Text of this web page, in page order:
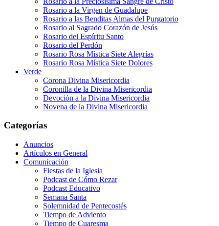
Rosario a la Virgen de Guadalupe
Rosario a las Benditas Almas del Purgatorio
Rosario al Sagrado Corazón de Jesús
Rosario del Espíritu Santo
Rosario del Perdón
Rosario Rosa Mística Siete Alegrías
Rosario Rosa Mística Siete Dolores
Verde
Corona Divina Misericordia
Coronilla de la Divina Misericordia
Devoción a la Divina Misericordia
Novena de la Divina Misericordia
Categorías
Anuncios
Artículos en General
Comunicación
Fiestas de la Iglesia
Podcast de Cómo Rezar
Podcast Educativo
Semana Santa
Solemnidad de Pentecostés
Tiempo de Adviento
Tiempo de Cuaresma